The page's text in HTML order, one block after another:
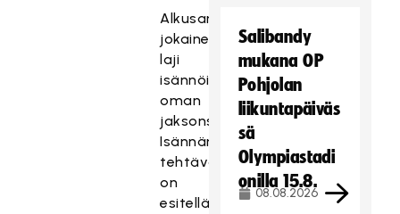
Alkusarjassa
jokainen
laji
isännöi
oman
jaksonsa.
Isännän
tehtävänä
on
esitellä
Salibandy
mukana OP
Pohjolan
liikuntapäiväs
sä
Olympiastadi
onilla 15.8.
08.08.2026